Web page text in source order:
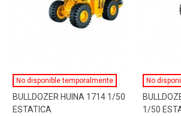
No disponible temporalmente
BULLDOZER HUINA 1714 1/50
ESTATICA
No
1/50